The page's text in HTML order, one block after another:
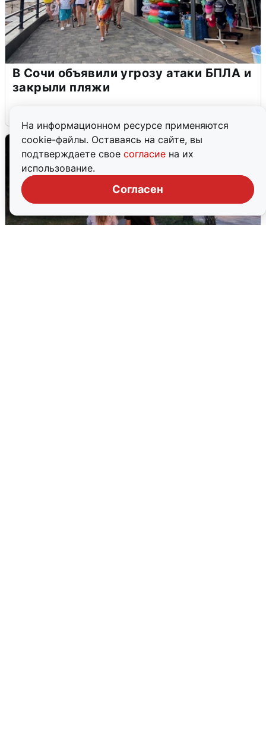
На информационном ресурсе применяются
cookie-файлы. Оставаясь на сайте, вы
подтверждаете свое согласие на их
использование.
Согласен
В Сочи объявили угрозу атаки БПЛА и
закрыли пляжи